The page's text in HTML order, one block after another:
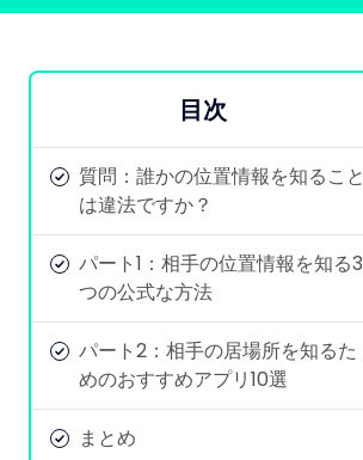
目次
質問：誰かの位置情報を知ること
は違法ですか？
パート1：相手の位置情報を知る3
つの公式な方法
パート2：相手の居場所を知るた
めのおすすめアプリ10選
まとめ